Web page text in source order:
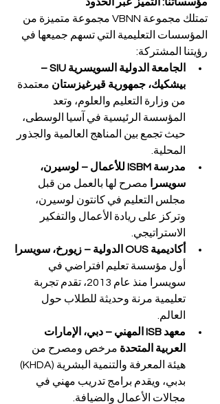
تمتلك مجموعة VBNN مجموعة متميزة من
المؤسسات التعليمية التي تسهم جميعها في
رؤيتنا المشتركة:
الجامعة الدولية السويسرية SIU –
بيشكيك، جمهورية قيرغيزستان معتمدة
من وزارة التعليم والعلوم، وتعد
المؤسسة الرئيسية في آسيا الوسطى،
حيث تجمع بين المناهج العالمية والجذور
المحلية.
مدرسة ISBM للأعمال – لوسيرن،
سويسرا مصرح لها بالعمل من قبل
مجلس التعليم في كانتون لوسيرن،
وتركز على ريادة الأعمال والتفكير
الاستراتيجي.
أكاديمية OUS الدولية – زيورخ، سويسرا
أول مؤسسة تعليم افتراضي في
سويسرا منذ عام 2013، تقدم تجربة
تعليمية مرنة وحديثة للطلاب حول
العالم.
معهد ISB المهني – دبي، الإمارات
العربية المتحدة مرخص ومصرح من
هيئة المعرفة والتنمية البشرية (KHDA)
بدبي، ويقدم برامج تدريب مهني في
مجالات الأعمال والضيافة.